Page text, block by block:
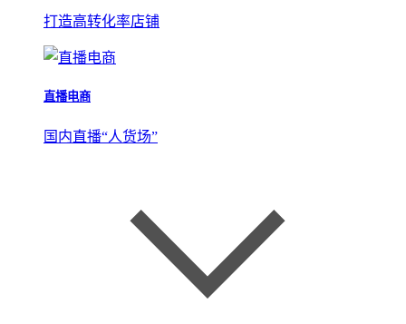
打造高转化率店铺
直播电商
国内直播“人货场”